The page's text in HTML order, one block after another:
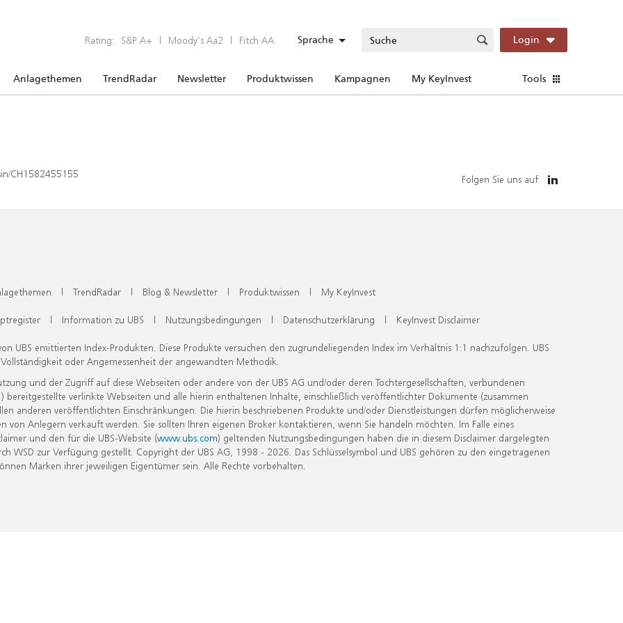
Rating: S&P A+ | Moody’s Aa2 | Fitch AA Sprache Login
Anlagethemen TrendRadar Newsletter Produktwissen Kampagnen My KeyInvest Tools
CH1582455155 Folgen Sie uns auf
| TrendRadar | Blog & Newsletter | Produktwissen | My KeyInvest
| Information zu UBS | Nutzungsbedingungen | Datenschutzerklärung | KeyInvest Disclaimer
UBS emittierten Index-Produkten. Diese Produkte versuchen den zugrundeliegenden Index im Verhältnis 1:1 nachzufolgen. UBS
oder Angemessenheit der angewandten Methodik.
und der Zugriff auf diese Webseiten oder andere von der UBS AG und/oder deren Tochtergesellschaften, verbundenen
verlinkte Webseiten und alle hierin enthaltenen Inhalte, einschließlich veröffentlichter Dokumente (zusammen
anderen veröffentlichten Einschränkungen. Die hierin beschriebenen Produkte und/oder Dienstleistungen dürfen möglicherweise
Anlegern verkauft werden. Sie sollten Ihren eigenen Broker kontaktieren, wenn Sie handeln möchten. Im Falle eines
und den für die UBS-Website (www.ubs.com) geltenden Nutzungsbedingungen haben die in diesem Disclaimer dargelegten
zur Verfügung gestellt. Copyright der UBS AG, 1998 - 2026. Das Schlüsselsymbol und UBS gehören zu den eingetragenen
Marken ihrer jeweiligen Eigentümer sein. Alle Rechte vorbehalten.